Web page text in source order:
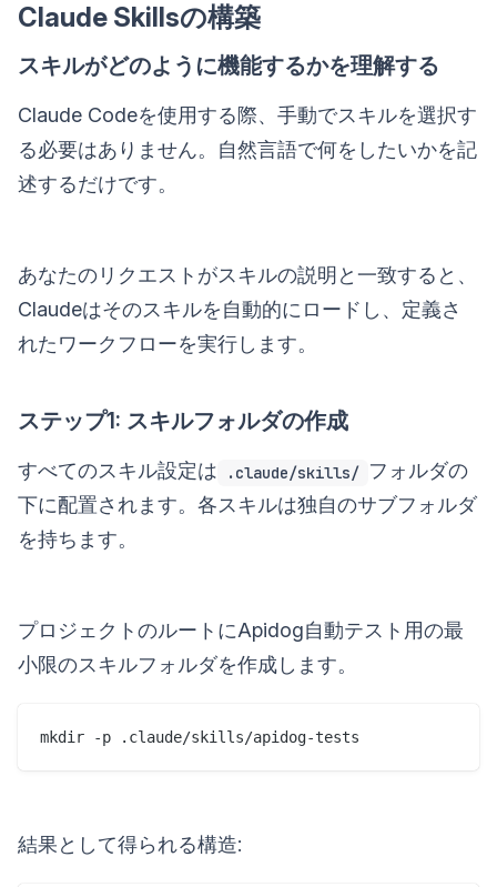
Claude Skillsの構築
スキルがどのように機能するかを理解する
Claude Codeを使用する際、手動でスキルを選択す
る必要はありません。自然言語で何をしたいかを記
述するだけです。
あなたのリクエストがスキルの説明と一致すると、
Claudeはそのスキルを自動的にロードし、定義さ
れたワークフローを実行します。
ステップ1: スキルフォルダの作成
すべてのスキル設定は .claude/skills/ フォルダの
下に配置されます。各スキルは独自のサブフォルダ
を持ちます。
プロジェクトのルートにApidog自動テスト用の最
小限のスキルフォルダを作成します。
mkdir -p .claude/skills/apidog-tests
結果として得られる構造: